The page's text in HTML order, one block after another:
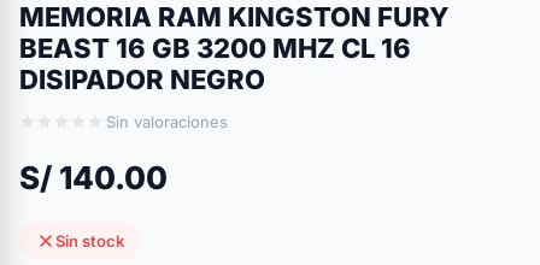
MEMORIA RAM KINGSTON FURY
BEAST 16 GB 3200 MHZ CL 16
DISIPADOR NEGRO
Sin valoraciones
S/ 140.00
Sin stock